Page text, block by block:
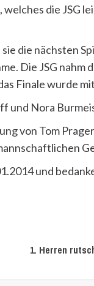
die JSG
die nächsten
Die JSG nahm
Finale wurde
und Nora
von Tom
und
1. Herren